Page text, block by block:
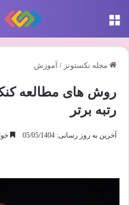
مجله نکستونز / آموزش
روش های مطالعه
رتبه برتر
آخرین به روز رسانی: 05/05/1404